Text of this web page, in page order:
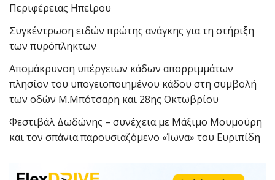
Περιφέρειας Ηπείρου
Συγκέντρωση ειδών πρώτης ανάγκης για τη στήριξη
των πυρόπληκτων
Απομάκρυνση υπέργειων κάδων απορριμμάτων
πλησίον του υπογειοποιημένου κάδου στη συμβολή
των οδών Μ.Μπότσαρη και 28ης Οκτωβρίου
Φεστιβάλ Δωδώνης – συνέχεια με Μάξιμο Μουμούρη
και τον σπάνια παρουσιαζόμενο «Ίωνα» του Ευριπίδη